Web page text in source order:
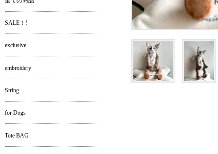
SALE！!
exclusive
embroidery
String
for Dogs
Tote BAG